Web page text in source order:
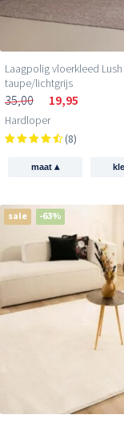
Laagpolig vloerkleed Lush
taupe/lichtgrijs
35,00 19,95
Hardloper
(8)
maat ▴
sale -63%